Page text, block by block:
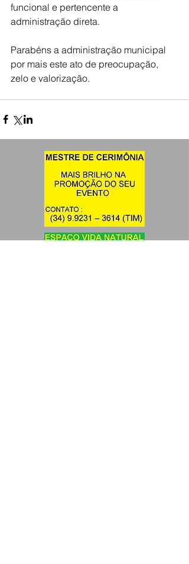
funcional e pertencente a
administração direta.
Parabéns a administração municipal
por mais este ato de preocupação,
zelo e valorização.